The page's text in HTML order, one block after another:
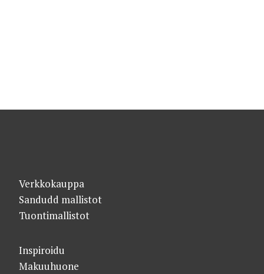
Verkkokauppa
Sandudd mallistot
Tuontimallistot
Inspiroidu
Makuuhuone